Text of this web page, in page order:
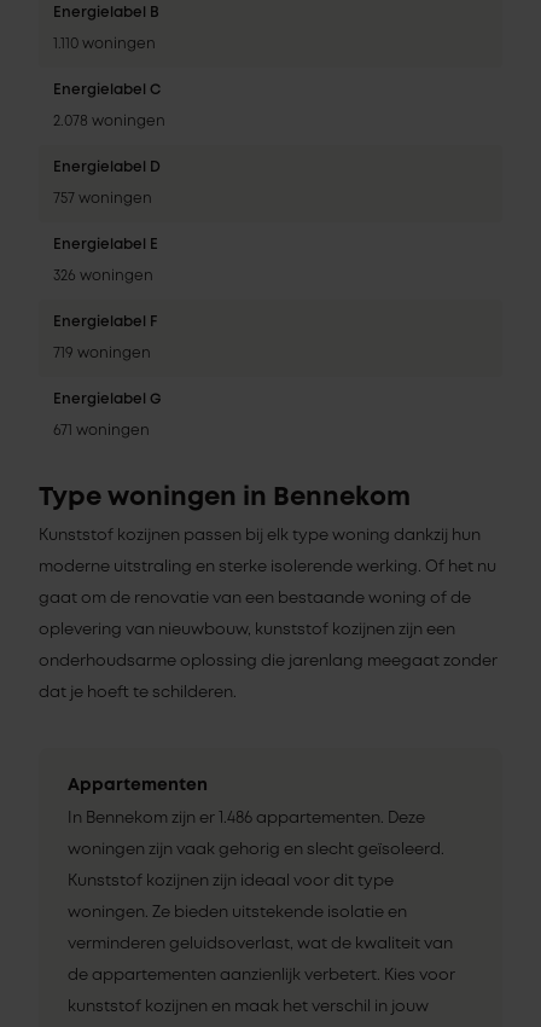
Energielabel B
1.110 woningen
Energielabel C
2.078 woningen
Energielabel D
757 woningen
Energielabel E
326 woningen
Energielabel F
719 woningen
Energielabel G
671 woningen
Type woningen in Bennekom
Kunststof kozijnen passen bij elk type woning dankzij hun
moderne uitstraling en sterke isolerende werking. Of het nu
gaat om de renovatie van een bestaande woning of de
oplevering van nieuwbouw, kunststof kozijnen zijn een
onderhoudsarme oplossing die jarenlang meegaat zonder
dat je hoeft te schilderen.
Appartementen
In Bennekom zijn er 1.486 appartementen. Deze
woningen zijn vaak gehorig en slecht geïsoleerd.
Kunststof kozijnen zijn ideaal voor dit type
woningen. Ze bieden uitstekende isolatie en
verminderen geluidsoverlast, wat de kwaliteit van
de appartementen aanzienlijk verbetert. Kies voor
kunststof kozijnen en maak het verschil in jouw